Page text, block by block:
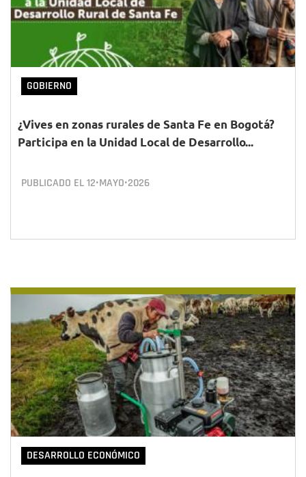
GOBIERNO
¿Vives en zonas rurales de Santa Fe en Bogotá?
Participa en la Unidad Local de Desarrollo...
PUBLICADO EL12•MAYO•2026
DESARROLLO ECONÓMICO